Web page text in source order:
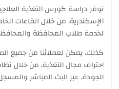
نوفر دراسة كورس التغذية
الإسكندرية، من خلال القاعات
لخدمة طلاب المحافظة
كذلك، يمكن لعملائنا من جميع
احتراف مجال التغذية، من خلال
الجودة، عبر البث المباشر